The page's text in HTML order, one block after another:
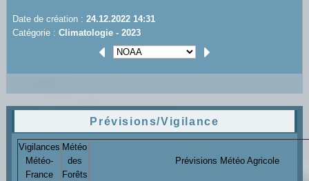
Date de création : 24.12.2022 14:31
Catégorie : Climatologie - 2023
Prévisions/Vigilance
Vigilances
Météo-
France
Météo
des
Forêts
Prévisions Météo Agricole